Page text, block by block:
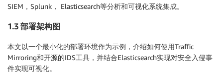
SIEM，Splunk， Elasticsearch等分析和可视化系统集成。
1.3 部署架构图
本文以一个最小化的部署环境作为示例，介绍如何使用Traffic
Mirroring和开源的IDS工具，并结合Elasticsearch实现对安全入侵事
件实现可视化。